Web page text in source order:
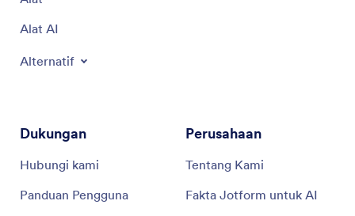
Alat AI
Alternatif
Dukungan
Hubungi kami
Panduan Pengguna
Perusahaan
Tentang Kami
Fakta Jotform untuk AI